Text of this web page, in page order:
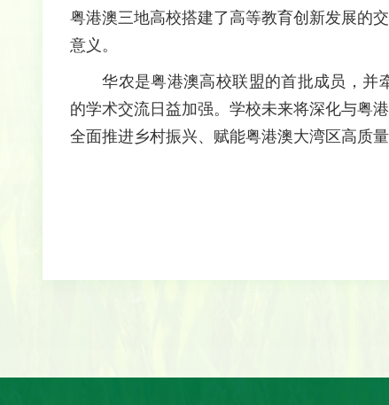
粤港澳三地高校搭建了高等教育创新发展的
意义。
华农是粤港澳高校联盟的首批成员，并
的学术交流日益加强。学校未来将深化与粤
全面推进乡村振兴、赋能粤港澳大湾区高质量